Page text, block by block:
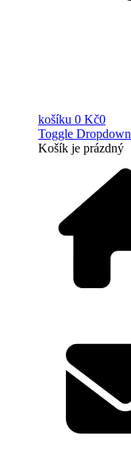
košíku 0 Kč0
Toggle Dropdown
Košík je prázdný